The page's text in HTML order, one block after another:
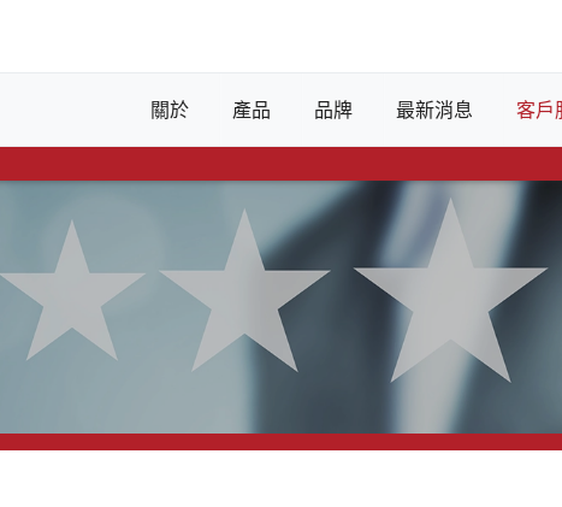
關於 產品 品牌 最新消息 客戶